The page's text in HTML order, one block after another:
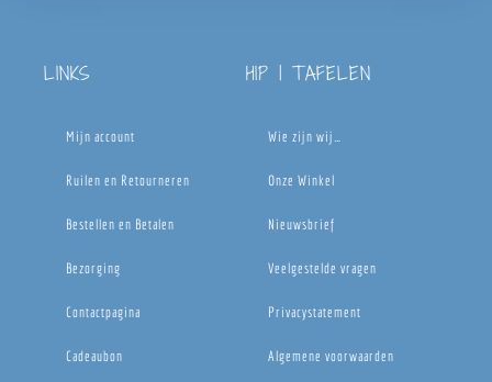
LINKS
Mijn account
Ruilen en Retourneren
Bestellen en Betalen
Bezorging
Contactpagina
Cadeaubon
HIP | TAFELEN
Wie zijn wij…
Onze Winkel
Nieuwsbrief
Veelgestelde vragen
Privacystatement
Algemene voorwaarden